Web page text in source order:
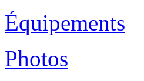
Équipements
Photos